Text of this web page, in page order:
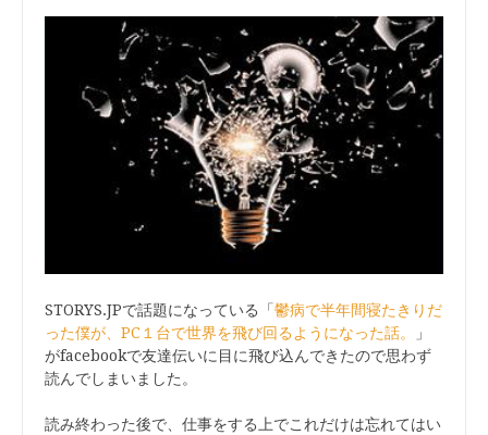
STORYS.JPで話題になっている「鬱病で半年間寝たきりだ
った僕が、PC１台で世界を飛び回るようになった話。
」
がfacebookで友達伝いに目に飛び込んできたので思わず
読んでしまいました。
読み終わった後で、仕事をする上でこれだけは忘れてはい